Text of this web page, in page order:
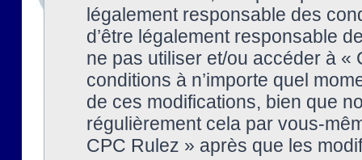
légalement responsable des
d’être légalement responsable
ne pas utiliser et/ou accéder à
conditions à n’importe quel
de ces modifications, bien que
régulièrement cela par vous-
CPC Rulez » après que les